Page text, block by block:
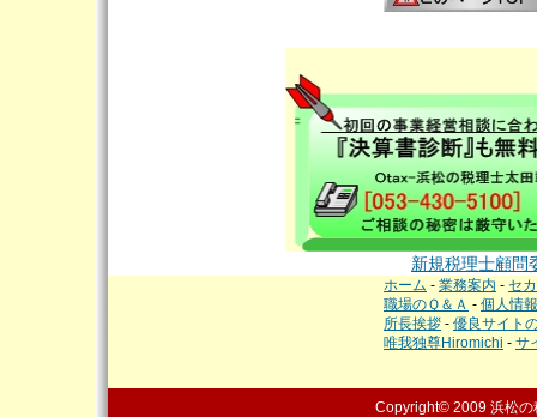
新規税理士顧問
ホーム - 業務案内 - セ
職場のＱ＆Ａ - 個人情
所長挨拶 - 優良サイト
唯我独尊Hiromichi - サ
Copyright© 2009 浜松の